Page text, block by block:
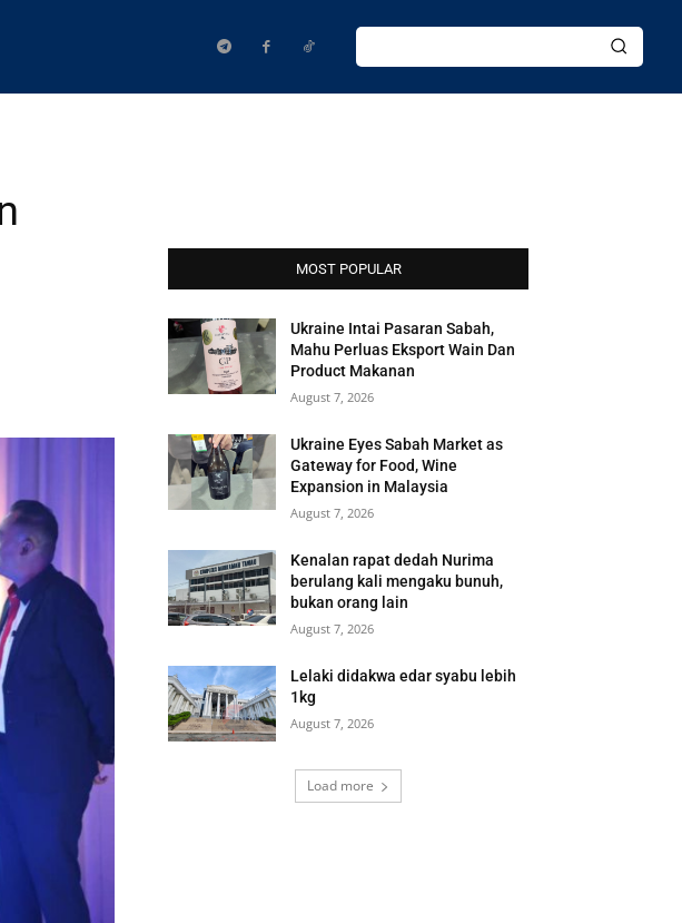
MOST POPULAR
Ukraine Intai Pasaran Sabah,
Mahu Perluas Eksport Wain Dan
Product Makanan
August 7, 2026
Ukraine Eyes Sabah Market as
Gateway for Food, Wine
Expansion in Malaysia
August 7, 2026
Kenalan rapat dedah Nurima
berulang kali mengaku bunuh,
bukan orang lain
August 7, 2026
Lelaki didakwa edar syabu lebih
1kg
August 7, 2026
Load more